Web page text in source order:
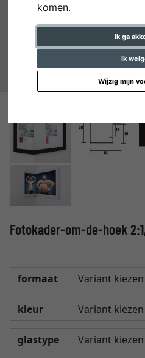
komen.
Ik ga
Ik
Wijzig mijn
Fotokader-om-de-hoek
formaat
kleur
glastype